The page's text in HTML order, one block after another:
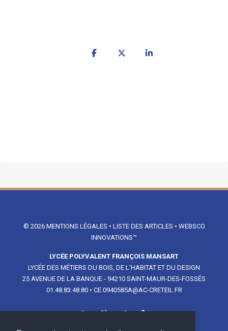
© 2026 MENTIONS LÉGALES • LISTE DES ARTICLES • WEBSCO
INNOVATIONS™
LYCÉE POLYVALENT FRANÇOIS MANSART
LYCÉE DES MÉTIERS DU BOIS, DE L'HABITAT ET DU DESIGN
25 AVENUE DE LA BANQUE - 94210 SAINT-MAUR-DES-FOSSÉS
01.48.83.48.80• CE.0940585A@AC-CRETEIL.FR